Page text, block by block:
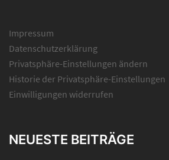
Impressum
Datenschutzerklärung
Privatsphäre-Einstellungen ändern
Historie der Privatsphäre-Einstellungen
Einwilligungen widerrufen
NEUESTE BEITRÄGE